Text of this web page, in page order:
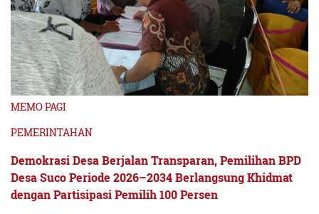
MEMO PAGI
PEMERINTAHAN
Demokrasi Desa Berjalan Transparan, Pemilihan BPD
Desa Suco Periode 2026–2034 Berlangsung Khidmat
dengan Partisipasi Pemilih 100 Persen